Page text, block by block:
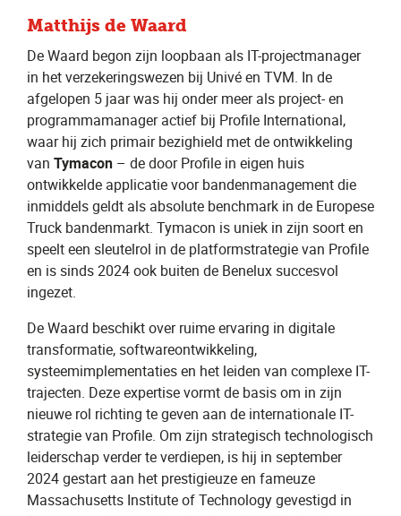
Matthijs de Waard
De Waard begon zijn loopbaan als IT-projectmanager
in het verzekeringswezen bij Univé en TVM. In de
afgelopen 5 jaar was hij onder meer als project- en
programmamanager actief bij Profile International,
waar hij zich primair bezighield met de ontwikkeling
van Tymacon – de door Profile in eigen huis
ontwikkelde applicatie voor bandenmanagement die
inmiddels geldt als absolute benchmark in de Europese
Truck bandenmarkt. Tymacon is uniek in zijn soort en
speelt een sleutelrol in de platformstrategie van Profile
en is sinds 2024 ook buiten de Benelux succesvol
ingezet.
De Waard beschikt over ruime ervaring in digitale
transformatie, softwareontwikkeling,
systeemimplementaties en het leiden van complexe IT-
trajecten. Deze expertise vormt de basis om in zijn
nieuwe rol richting te geven aan de internationale IT-
strategie van Profile. Om zijn strategisch technologisch
leiderschap verder te verdiepen, is hij in september
2024 gestart aan het prestigieuze en fameuze
Massachusetts Institute of Technology gevestigd in